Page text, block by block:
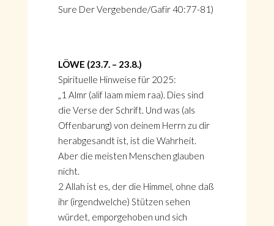
Sure Der Vergebende/Gafir 40:77-81)
LÖWE (23.7. – 23.8.)
Spirituelle Hinweise für 2025:
„1 Almr (alif laam miem raa). Dies sind
die Verse der Schrift. Und was (als
Offenbarung) von deinem Herrn zu dir
herabgesandt ist, ist die Wahrheit.
Aber die meisten Menschen glauben
nicht.
2 Allah ist es, der die Himmel, ohne daß
ihr (irgendwelche) Stützen sehen
würdet, emporgehoben und sich